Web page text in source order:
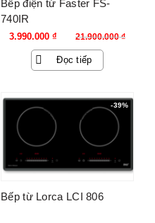
Bếp điện từ Faster FS-
740IR
21.900.000₫
Giá
gốc
3.990.000 ₫
Giá
hiện
tại
Đọc tiếp
-39%
Bếp từ Lorca LCI 806